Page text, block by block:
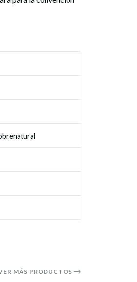
MÁS PRODUCTOS